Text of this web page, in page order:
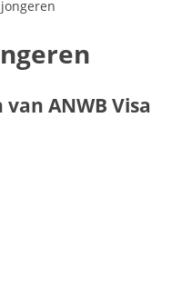
ANWB Visa